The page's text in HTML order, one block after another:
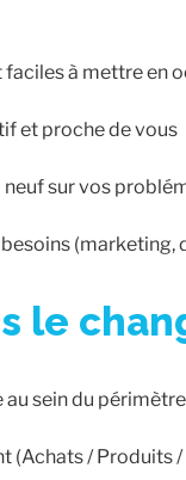
faciles à mettre en
et proche de vous
sur vos
le
sein du
(Achats / Produits